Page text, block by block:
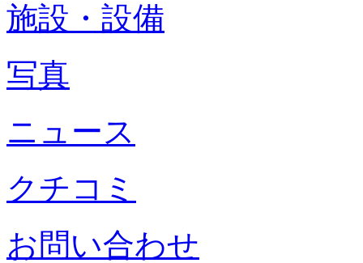
施設・設備
写真
ニュース
クチコミ
お問い合わせ